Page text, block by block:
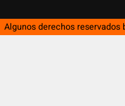
Algunos derechos reservados